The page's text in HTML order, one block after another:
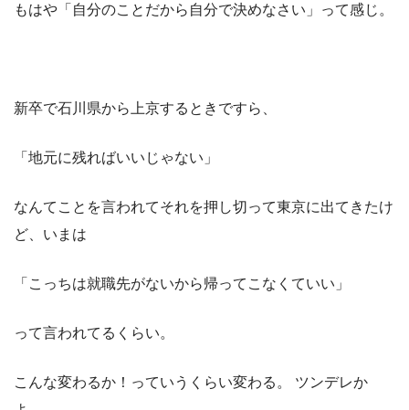
もはや「自分のことだから自分で決めなさい」って感じ。
新卒で石川県から上京するときですら、
「地元に残ればいいじゃない」
なんてことを言われてそれを押し切って東京に出てきたけ
ど、いまは
「こっちは就職先がないから帰ってこなくていい」
って言われてるくらい。
こんな変わるか！っていうくらい変わる。 ツンデレか